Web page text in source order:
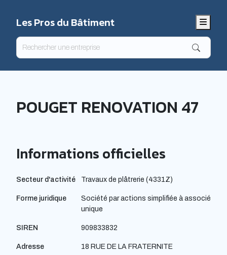
Les Pros du Bâtiment Menu
POUGET RENOVATION 47
Informations officielles
Secteur d'activité Travaux de plâtrerie (4331Z)
Forme juridique
Société par actions simplifiée à associé
unique
SIREN 909833832
Adresse 18 RUE DE LA FRATERNITE